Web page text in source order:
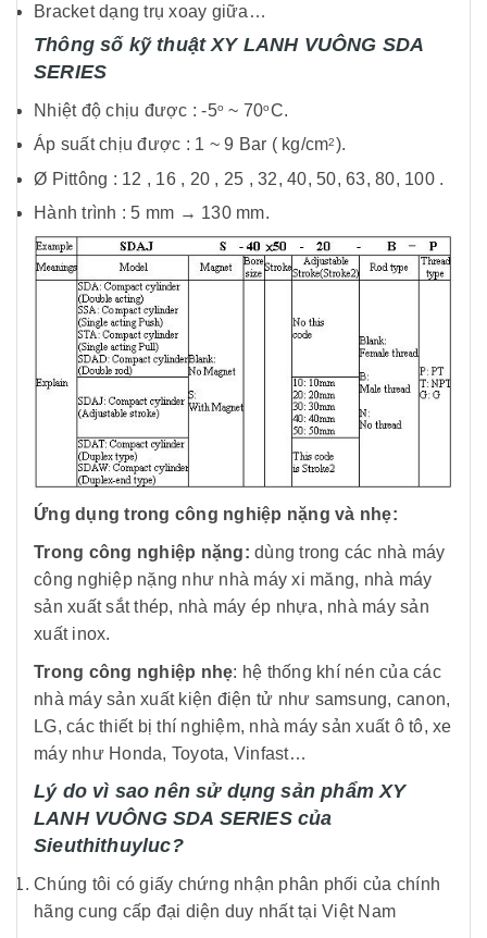
Bracket dạng trụ xoay giữa…
Thông số kỹ thuậtXY LANH VUÔNG SDA
SERIES
Nhiệt độ chịu được : -5o ~ 70oC.
Áp suất chịu được : 1 ~ 9 Bar ( kg/cm2).
Ø Pittông : 12 , 16 , 20 , 25 , 32, 40, 50, 63, 80, 100 .
Hành trình : 5 mm → 130 mm.
Ứng dụng trong công nghiệp nặng và nhẹ:
Trong công nghiệp nặng: dùng trong các nhà máy
công nghiệp nặng như nhà máy xi măng, nhà máy
sản xuất sắt thép, nhà máy ép nhựa, nhà máy sản
xuất inox.
Trong công nghiệp nhẹ: hệ thống khí nén của các
nhà máy sản xuất kiện điện tử như samsung, canon,
LG, các thiết bị thí nghiệm, nhà máy sản xuất ô tô, xe
máy như Honda, Toyota, Vinfast…
Lý do vì sao nên sử dụng sản phẩmXY
LANH VUÔNG SDA SERIEScủa
Sieuthithuyluc?
Chúng tôi có giấy chứng nhận phân phối của chính
hãng cung cấp đại diện duy nhất tại Việt Nam